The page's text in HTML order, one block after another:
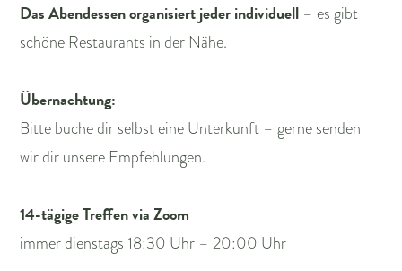
Das Abendessen organisiert jeder individuell – es gibt
schöne Restaurants in der Nähe.
Übernachtung:
Bitte buche dir selbst eine Unterkunft – gerne senden
wir dir unsere Empfehlungen.
14-tägige Treffen via Zoom
immer dienstags 18:30 Uhr – 20:00 Uhr